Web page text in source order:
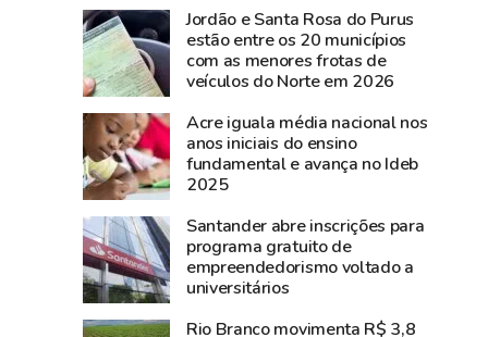
Governadora
Mailza
vai
ao
encontro
dos
moradores
do
bairro
de
Agosto
Há
124
anos
coronel
Plácido
de
Castro
rendia
intendência
boliviana
Jordão e Santa Rosa do Purus
estão entre os 20 municípios
com as menores frotas de
veículos do Norte em 2026
Acre iguala média nacional nos
anos iniciais do ensino
fundamental e avança no Ideb
2025
Santander abre inscrições para
programa gratuito de
empreendedorismo voltado a
universitários
Rio Branco movimenta R$ 3,8